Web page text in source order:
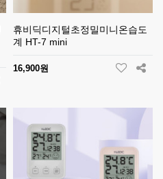
휴비딕디지털초정밀미니온습도
계 HT-7 mini
16,900원